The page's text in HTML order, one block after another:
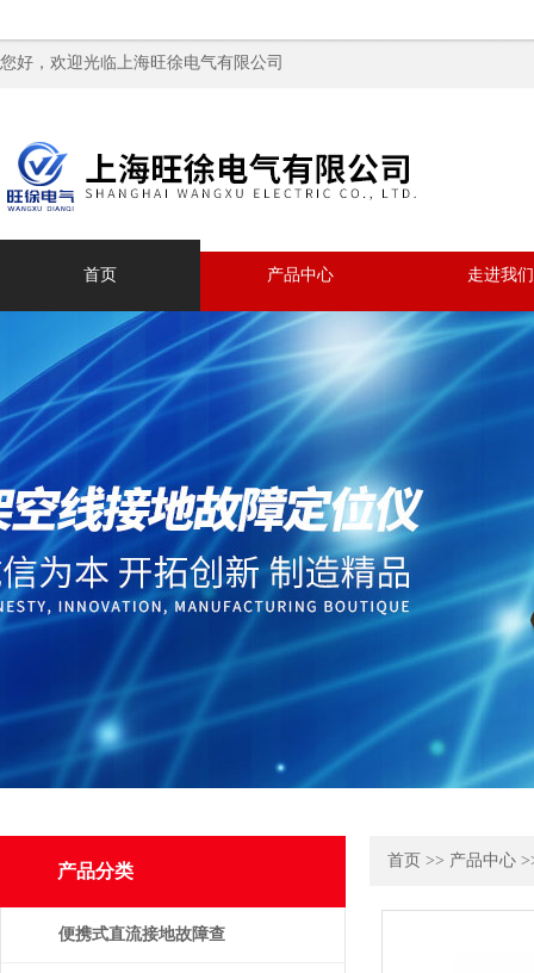
您好，欢迎光临上海旺徐电气有限公司
首页 产品中心 走进我们
产品分类
便携式直流接地故障查
首页 >> 产品中心